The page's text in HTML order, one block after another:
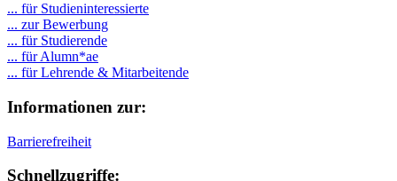
... für Studieninteressierte
... zur Bewerbung
... für Studierende
... für Alumn*ae
... für Lehrende & Mitarbeitende
Informationen zur:
Barrierefreiheit
Schnellzugriffe: